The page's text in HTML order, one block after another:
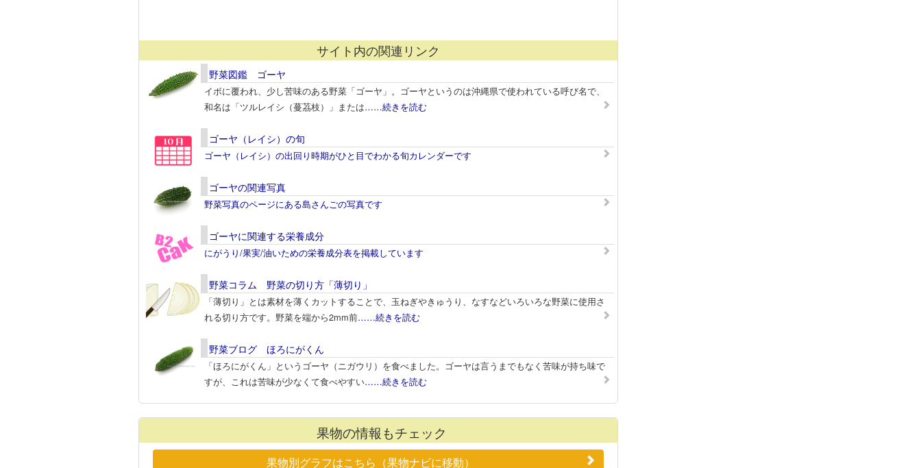
サイト内の関連リンク
野菜図鑑 ゴーヤ
イボに覆われ、少し苦味のある野菜「ゴーヤ」。ゴーヤというのは沖縄県で使われている呼び名で、
和名は「ツルレイシ（蔓茘枝）」または……続きを読む
ゴーヤ（レイシ）の旬
ゴーヤ（レイシ）の出回り時期がひと目でわかる旬カレンダーです
ゴーヤの関連写真
野菜写真のページにある島さんごの写真です
ゴーヤに関連する栄養成分
にがうり/果実/油いための栄養成分表を掲載しています
野菜コラム 野菜の切り方「薄切り」
「薄切り」とは素材を薄くカットすることで、玉ねぎやきゅうり、なすなどいろいろな野菜に使用さ
れる切り方です。野菜を端から2mm前……続きを読む
野菜ブログ ほろにがくん
「ほろにがくん」というゴーヤ（ニガウリ）を食べました。ゴーヤは言うまでもなく苦味が持ち味で
すが、これは苦味が少なくて食べやすい……続きを読む
果物の情報もチェック
果物別グラフはこちら（果物ナビに移動）